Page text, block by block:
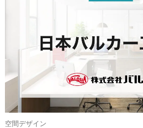
空間デザイン